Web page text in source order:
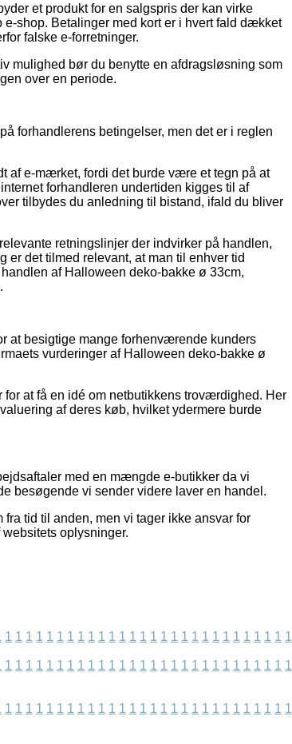
et produkt for en salgspris der kan virke
shop. Betalinger med kort er i hvert fald dækket
falske e-forretninger.
mulighed bør du benytte en afdragsløsning som
over en periode.
forhandlerens betingelser, men det er i reglen
af e-mærket, fordi det burde være et tegn på at
forhandleren undertiden kigges til af
tilbydes du anledning til bistand, ifald du bliver
retningslinjer der indvirker på handlen,
det tilmed relevant, at man til enhver tid
af Halloween deko-bakke ø 33cm,
at besigtige mange forhenværende kunders
vurderinger af Halloween deko-bakke ø
at få en idé om netbutikkens troværdighed. Her
af deres køb, hvilket ydermere burde
med en mængde e-butikker da vi
besøgende vi sender videre laver en handel.
tid til anden, men vi tager ikke ansvar for
oplysninger.
1 1 1 1 1 1 1 1 1 1 1 1 1 1 1 1 1 1 1 1 1 1 1 1 1 1 1 1
1 1 1 1 1 1 1 1 1 1 1 1 1 1 1 1 1 1 1 1 1 1 1 1 1 1 1 1
1 1 1 1 1 1 1 1 1 1 1 1 1 1 1 1 1 1 1 1 1 1 1 1 1 1 1 1